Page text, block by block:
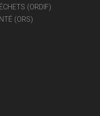
(ORDIF)
(ORS)